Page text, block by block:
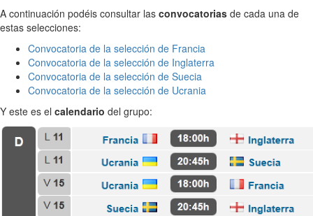
A continuación podéis consultar las convocatorias de cada una de
estas selecciones:
Convocatoria de la selección de Francia
Convocatoria de la selección de Inglaterra
Convocatoria de la selección de Suecia
Convocatoria de la selección de Ucrania
Y este es el calendario del grupo: